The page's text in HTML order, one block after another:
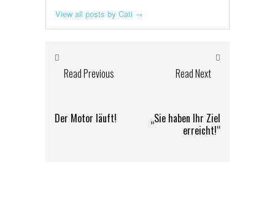
View all posts by Cati →
Read Previous
Der Motor läuft!
Read Next
„Sie haben Ihr Ziel
erreicht!“